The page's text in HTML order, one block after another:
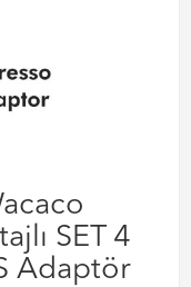
SET 4
Adaptör